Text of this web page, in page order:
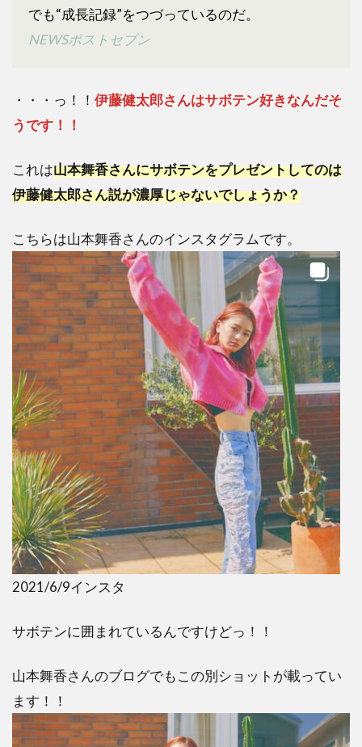
でも“成長記録”をつづっているのだ。
NEWSポストセブン
・・・っ！！ 伊藤健太郎さんはサボテン好きなんだそ
うです！！
これは山本舞香さんにサボテンをプレゼントしてのは
伊藤健太郎さん説が濃厚じゃないでしょうか？
こちらは山本舞香さんのインスタグラムです。
2021/6/9インスタ
サボテンに囲まれているんですけどっ！！
山本舞香さんのブログでもこの別ショットが載ってい
ます！！